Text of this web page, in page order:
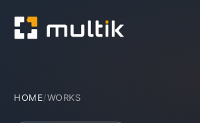
HOME/WORKS